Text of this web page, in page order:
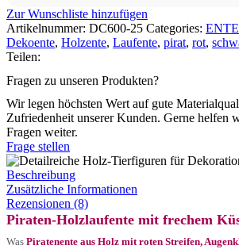
Zur Wunschliste hinzufügen
Artikelnummer: DC600-25 Categories:
Dekoente, Holzente, Laufente, pirat, rot,
Teilen:
Fragen zu unseren Produkten?
Wir legen höchsten Wert auf gute
Zufriedenheit unserer Kunden. Gerne helfen
Fragen weiter.
Frage stellen
Beschreibung
Zusätzliche Informationen
Rezensionen (8)
Piraten-Holzlaufente mit frechem
Was Piratenente aus Holz mit roten Streifen,